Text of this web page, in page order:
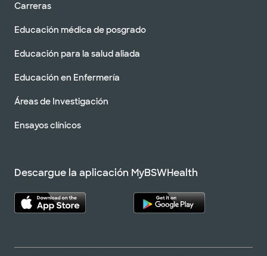
Carreras
Educación médica de posgrado
Educación para la salud aliada
Educación en Enfermería
Áreas de Investigación
Ensayos clínicos
Descargue la aplicación MyBSWHealth